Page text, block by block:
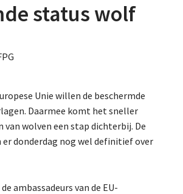
status wolf
Unie willen de beschermde
Daarmee komt het sneller
wolven een stap dichterbij. De
donderdag nog wel definitief over
ambassadeurs van de EU-
Provincies
Dossiers